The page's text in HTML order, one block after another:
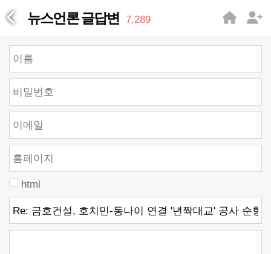
뉴스언론 글답변 7,289
html